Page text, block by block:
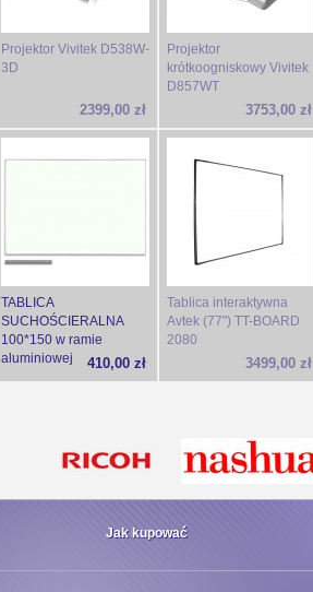
Projektor Vivitek D538W-
3D
2399,00 zł
Projektor
krótkoogniskowy Vivitek
D857WT
3753,00 zł
TABLICA
SUCHOŚCIERALNA
100*150 w ramie
aluminiowej
410,00 zł
Tablica interaktywna
Avtek (77") TT-BOARD
2080
3499,00 zł
Jak kupować